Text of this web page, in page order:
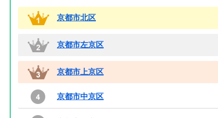
京都市北区
京都市左京区
京都市上京区
京都市中京区